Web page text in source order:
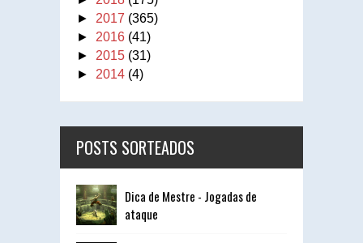
► 2017 (365)
► 2016 (41)
► 2015 (31)
► 2014 (4)
POSTS SORTEADOS
Dica de Mestre - Jogadas de
ataque